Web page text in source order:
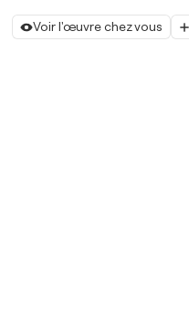
Voir l'œuvre chez vous